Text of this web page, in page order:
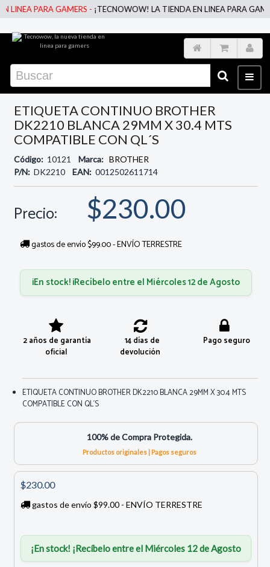
PARA GAMERS -¡TECNOWOW! LA TIENDA EN LINEA PARA
ETIQUETA CONTINUO BROTHER
DK2210 BLANCA 29MM X 30.4 MTS
COMPATIBLE CON QL´S
Código: 10121 Marca: BROTHER
P/N: DK2210 EAN: 0012502611714
Precio: $230.00
gastos de envío $99.00 - ENVÍO TERRESTRE
¡En stock! ¡Recíbelo entre el Miércoles 12 de Agosto
2 años de garantía
oficial
14 días de
devolución
Pago seguro
ETIQUETA CONTINUO BROTHER DK2210 BLANCA 29MM X 30.4 MTS
COMPATIBLE CON QL´S
100% de Compra Protegida.
Productos originales | Pagos seguros
$230.00
gastos de envío $99.00 - ENVÍO TERRESTRE
¡En stock! ¡Recíbelo entre el Miércoles 12 de Agosto